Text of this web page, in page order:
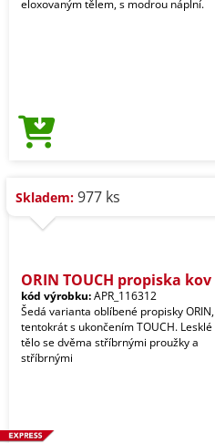
eloxovaným tělem, s modrou náplní.
Skladem: 977 ks
ORIN TOUCH propiska kov
kód výrobku:APR_116312
Šedá varianta oblíbené propisky ORIN,
tentokrát s ukončením TOUCH. Lesklé
tělo se dvěma stříbrnými proužky a
stříbrnými